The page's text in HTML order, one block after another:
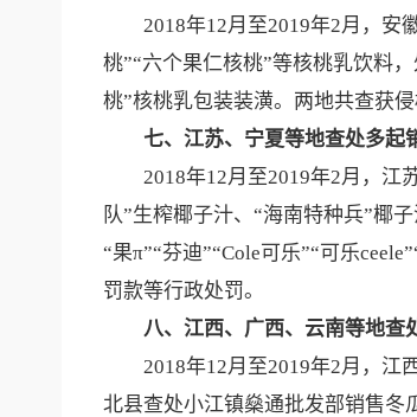
2018年12月至2019年2月，安徽
桃”“六个果仁核桃”等核桃乳饮料
桃”核桃乳包装装潢。两地共查获
七、江苏、宁夏等地查处多起
2018年12月至2019年2月，江苏
队”生榨椰子汁、“海南特种兵”椰
“果π”“芬迪”“Cole可乐”“可乐
罚款等行政处罚。
八、江西、广西、云南等地查
2018年12月至2019年2月，江西
北县查处小江镇燊通批发部销售冬